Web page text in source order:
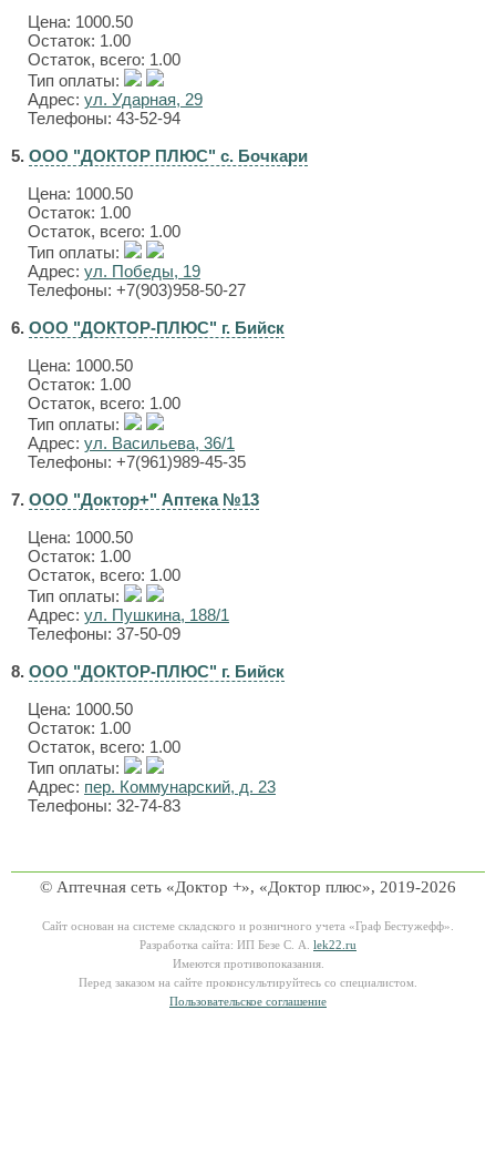
Цена: 1000.50
Остаток: 1.00
Остаток, всего: 1.00
Тип оплаты:
Адрес: ул. Ударная, 29
Телефоны: 43-52-94
5. ООО "ДОКТОР ПЛЮС" с. Бочкари
Цена: 1000.50
Остаток: 1.00
Остаток, всего: 1.00
Тип оплаты:
Адрес: ул. Победы, 19
Телефоны: +7(903)958-50-27
6. ООО "ДОКТОР-ПЛЮС" г. Бийск
Цена: 1000.50
Остаток: 1.00
Остаток, всего: 1.00
Тип оплаты:
Адрес: ул. Васильева, 36/1
Телефоны: +7(961)989-45-35
7. ООО "Доктор+" Аптека №13
Цена: 1000.50
Остаток: 1.00
Остаток, всего: 1.00
Тип оплаты:
Адрес: ул. Пушкина, 188/1
Телефоны: 37-50-09
8. ООО "ДОКТОР-ПЛЮС" г. Бийск
Цена: 1000.50
Остаток: 1.00
Остаток, всего: 1.00
Тип оплаты:
Адрес: пер. Коммунарский, д. 23
Телефоны: 32-74-83
© Аптечная сеть «Доктор +», «Доктор плюс», 2019-2026
Сайт основан на системе складского и розничного учета «Граф Бестужефф».
Разработка сайта: ИП Безе С. А. lek22.ru
Имеются противопоказания.
Перед заказом на сайте проконсультируйтесь со специалистом.
Пользовательское соглашение